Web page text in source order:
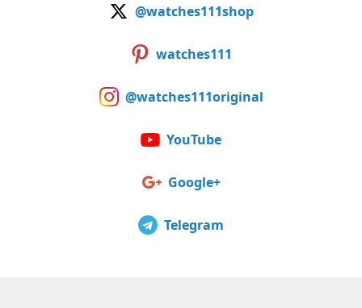
@watches111shop
watches111
@watches111original
YouTube
Google+
Telegram